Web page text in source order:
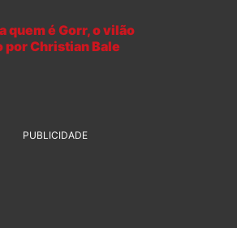
quem é Gorr, o vilão
Christian Bale
PUBLICIDADE